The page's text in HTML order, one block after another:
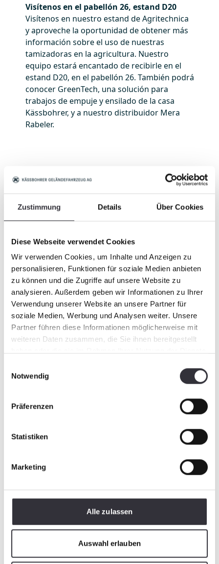
Zustimmung Details Über Cookies
Diese Webseite verwendet Cookies
Wir verwenden Cookies, um Inhalte und Anzeigen zu
personalisieren, Funktionen für soziale Medien anbieten
zu können und die Zugriffe auf unsere Website zu
analysieren. Außerdem geben wir Informationen zu Ihrer
Verwendung unserer Website an unsere Partner für
soziale Medien, Werbung und Analysen weiter. Unsere
Partner führen diese Informationen möglicherweise mit
weiteren Daten zusammen, die Sie ihnen bereitgestellt
Notwendig
Präferenzen
Statistiken
Marketing
Alle zulassen
Auswahl erlauben
Visítenos en el pabellón 26, estand D20
Visítenos en nuestro estand de Agritechnica
y aproveche la oportunidad de obtener más
información sobre el uso de nuestras
tamizadoras en la agricultura. Nuestro
equipo estará encantado de recibirle en el
estand D20, en el pabellón 26. También podrá
conocer GreenTech, una solución para
trabajos de empuje y ensilado de la casa
Kässbohrer, y a nuestro distribuidor Mera
Rabeler.
¿Desea obtener más información sobre
nuestras máquinas de tamizado o
concertar una cita para Agritechnica?
En ese caso, póngase en contacto con
nosotros a través de: info@beach-
Estaremos encantados de recibir su
mensaje.
BeachTech (BeachTech 1500 en este caso)
retira piedras, maleza y residuos de cultivo